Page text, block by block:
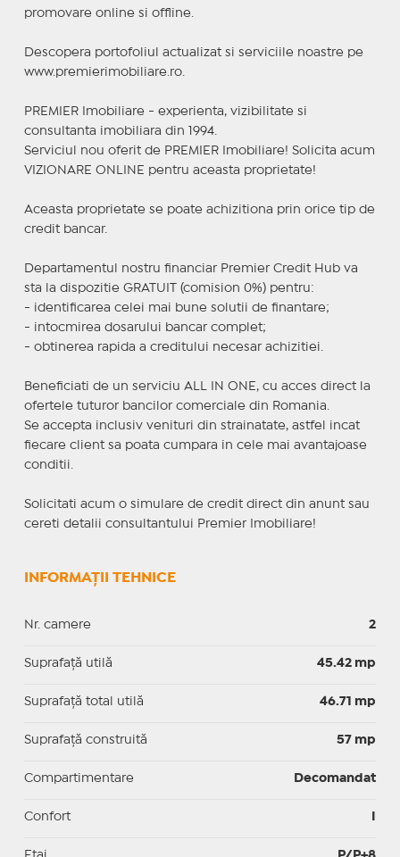
promovare online si offline.
Descopera portofoliul actualizat si serviciile noastre pe
www.premierimobiliare.ro.
PREMIER Imobiliare - experienta, vizibilitate si
consultanta imobiliara din 1994.
Serviciul nou oferit de PREMIER Imobiliare! Solicita acum
VIZIONARE ONLINE pentru aceasta proprietate!
Aceasta proprietate se poate achizitiona prin orice tip de
credit bancar.
Departamentul nostru financiar Premier Credit Hub va
sta la dispozitie GRATUIT (comision 0%) pentru:
- identificarea celei mai bune solutii de finantare;
- intocmirea dosarului bancar complet;
- obtinerea rapida a creditului necesar achizitiei.
Beneficiati de un serviciu ALL IN ONE, cu acces direct la
ofertele tuturor bancilor comerciale din Romania.
Se accepta inclusiv venituri din strainatate, astfel incat
fiecare client sa poata cumpara in cele mai avantajoase
conditii.
Solicitati acum o simulare de credit direct din anunt sau
cereti detalii consultantului Premier Imobiliare!
INFORMAȚII TEHNICE
Nr. camere 2
Suprafaţă utilă 45.42 mp
Suprafaţă total utilă 46.71 mp
Suprafaţă construită 57 mp
Compartimentare Decomandat
Confort